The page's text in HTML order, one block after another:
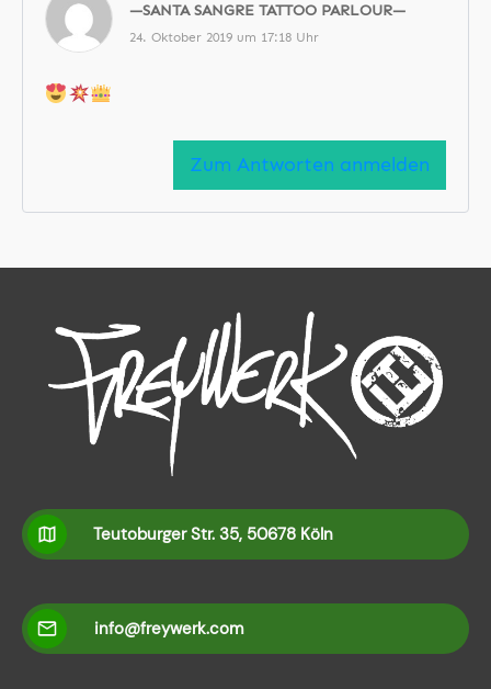
—SANTA SANGRE TATTOO PARLOUR—
24. Oktober 2019 um 17:18 Uhr
Zum Antworten anmelden
Teutoburger Str. 35, 50678 Köln
info@freywerk.com